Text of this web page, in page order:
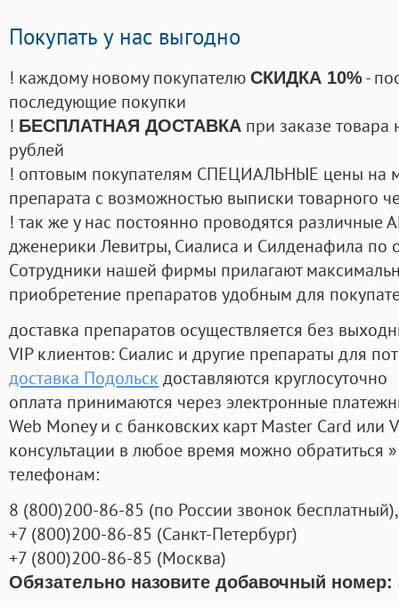
Покупать у нас выгодно
! каждому новому покупателю СКИДКА 10%-
последующие покупки
! БЕСПЛАТНАЯ ДОСТАВКА при заказе
рублей
! оптовым покупателям СПЕЦИАЛЬНЫЕ цены на
препарата с возможностью выписки товарного
! так же у нас постоянно проводятся
дженерики Левитры, Сиалиса и Силденафила по
Cотрудники нашей фирмы прилагают
приобретение препаратов удобным для
доставка препаратов осуществляется без
VIP клиентов: Сиалис и другие препараты для
доставка Подольск доставляются круглосуточно
оплата принимаются через электронные
Web Money и с банковских карт Master Card или
консультации в любое время можно обратиться
телефонам:
8 (800)200-86-85 (по России звонок бесплатный),
+7 (800)200-86-85 (Санкт-Петербург)
+7 (800)200-86-85 (Москва)
Обязательно назовите добавочный номер: